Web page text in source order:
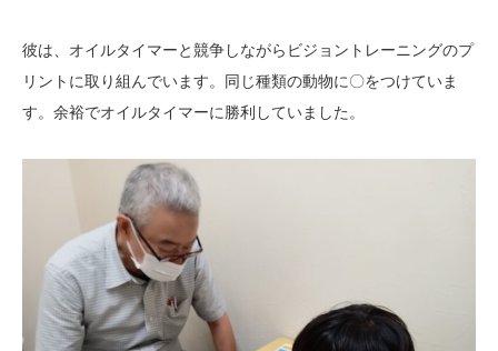
彼は、オイルタイマーと競争しながらビジョントレーニングのプ
リントに取り組んでいます。同じ種類の動物に〇をつけていま
す。余裕でオイルタイマーに勝利していました。